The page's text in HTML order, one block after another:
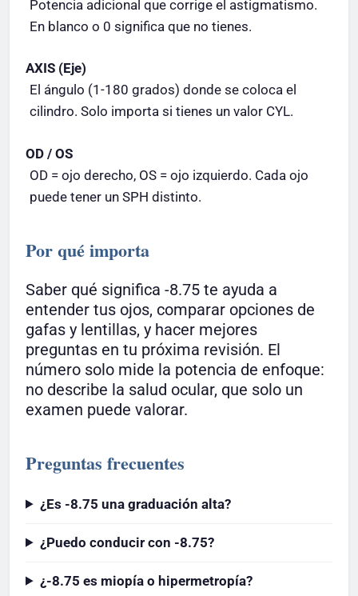
Potencia adicional que corrige el astigmatismo.
En blanco o 0 significa que no tienes.
AXIS (Eje)
El ángulo (1-180 grados) donde se coloca el
cilindro. Solo importa si tienes un valor CYL.
OD / OS
OD = ojo derecho, OS = ojo izquierdo. Cada ojo
puede tener un SPH distinto.
Por qué importa
Saber qué significa -8.75 te ayuda a
entender tus ojos, comparar opciones de
gafas y lentillas, y hacer mejores
preguntas en tu próxima revisión. El
número solo mide la potencia de enfoque:
no describe la salud ocular, que solo un
examen puede valorar.
Preguntas frecuentes
¿Es -8.75 una graduación alta?
¿Puedo conducir con -8.75?
¿-8.75 es miopía o hipermetropía?